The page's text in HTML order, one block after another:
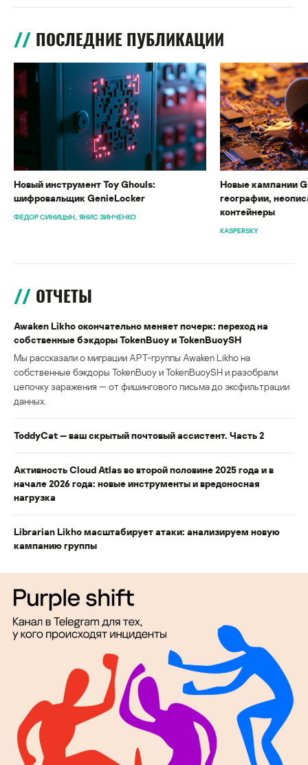
ПОСЛЕДНИЕ ПУБЛИКАЦИИ
Новый инструмент Toy Ghouls:
шифровальщик GenieLocker
ФЕДОР СИНИЦЫН ЯНИС ЗИНЧЕНКО
Новые кампании
географии,
контейнеры
KASPERSKY
ОТЧЕТЫ
Awaken Likho окончательно меняет почерк: переход на
собственные бэкдоры TokenBuoy и TokenBuoySH
Мы рассказали о миграции APT-группы Awaken Likho на
собственные бэкдоры TokenBuoy и TokenBuoySH и разобрали
цепочку заражения — от фишингового письма до эксфильтрации
данных.
ToddyCat — ваш скрытый почтовый ассистент. Часть 2
Активность Cloud Atlas во второй половине 2025 года и в
начале 2026 года: новые инструменты и вредоносная
нагрузка
Librarian Likho масштабирует атаки: анализируем новую
кампанию группы